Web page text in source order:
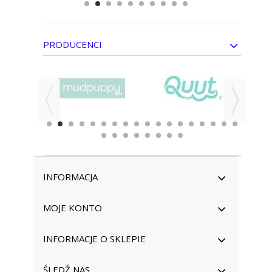
PRODUCENCI
INFORMACJA
MOJE KONTO
INFORMACJE O SKLEPIE